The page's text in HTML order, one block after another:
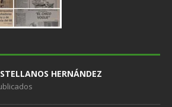
HERNÁNDEZ